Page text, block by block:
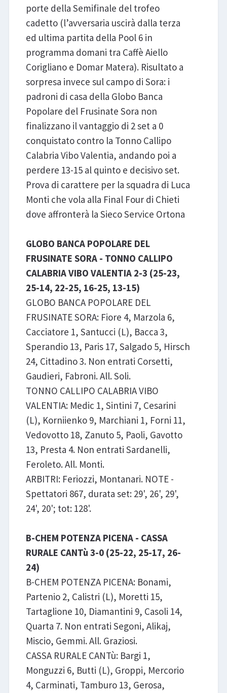
porte della Semifinale del trofeo
cadetto (l’avversaria uscirà dalla terza
ed ultima partita della Pool 6 in
programma domani tra Caffè Aiello
Corigliano e Domar Matera). Risultato a
sorpresa invece sul campo di Sora: i
padroni di casa della Globo Banca
Popolare del Frusinate Sora non
finalizzano il vantaggio di 2 set a 0
conquistato contro la Tonno Callipo
Calabria Vibo Valentia, andando poi a
perdere 13-15 al quinto e decisivo set.
Prova di carattere per la squadra di Luca
Monti che vola alla Final Four di Chieti
dove affronterà la Sieco Service Ortona
GLOBO BANCA POPOLARE DEL
FRUSINATE SORA - TONNO CALLIPO
CALABRIA VIBO VALENTIA 2-3 (25-23,
25-14, 22-25, 16-25, 13-15)
GLOBO BANCA POPOLARE DEL
FRUSINATE SORA: Fiore 4, Marzola 6,
Cacciatore 1, Santucci (L), Bacca 3,
Sperandio 13, Paris 17, Salgado 5, Hirsch
24, Cittadino 3. Non entrati Corsetti,
Gaudieri, Fabroni. All. Soli.
TONNO CALLIPO CALABRIA VIBO
VALENTIA: Medic 1, Sintini 7, Cesarini
(L), Korniienko 9, Marchiani 1, Forni 11,
Vedovotto 18, Zanuto 5, Paoli, Gavotto
13, Presta 4. Non entrati Sardanelli,
Feroleto. All. Monti.
ARBITRI: Feriozzi, Montanari. NOTE -
Spettatori 867, durata set: 29', 26', 29',
24', 20'; tot: 128'.
B-CHEM POTENZA PICENA - CASSA
RURALE CANTù 3-0 (25-22, 25-17, 26-
24)
B-CHEM POTENZA PICENA: Bonami,
Partenio 2, Calistri (L), Moretti 15,
Tartaglione 10, Diamantini 9, Casoli 14,
Quarta 7. Non entrati Segoni, Alikaj,
Miscio, Gemmi. All. Graziosi.
CASSA RURALE CANTù: Bargi 1,
Monguzzi 6, Butti (L), Groppi, Mercorio
4, Carminati, Tamburo 13, Gerosa,